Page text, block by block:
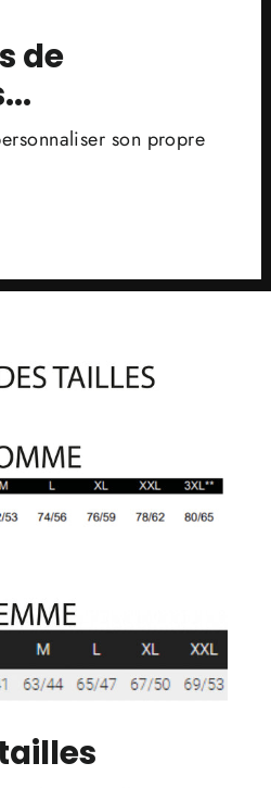
de
son propre